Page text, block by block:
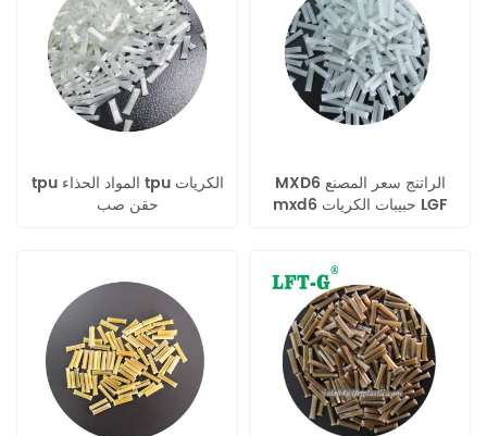
tpu المواد الحذاء tpu الكريات
حقن صب
MXD6 الراتنج سعر المصنع
mxd6 حبيبات الكريات LGF